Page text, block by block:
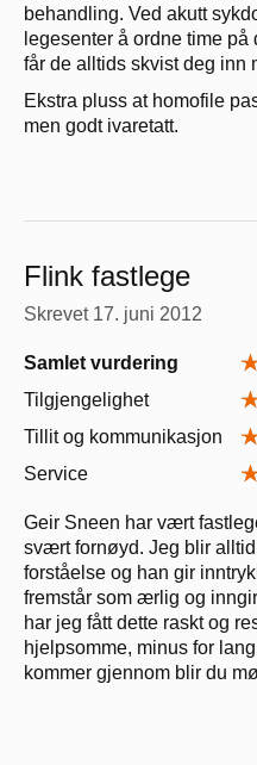
behandling. Ved akutt
legesenter å ordne time
får de alltids skvist deg inn
Ekstra pluss at homofile
men godt ivaretatt.
Flink fastlege
Skrevet 17. juni 2012
Samlet vurdering
Tilgjengelighet
Tillit og kommunikasjon
Service
Geir Sneen har vært
svært fornøyd. Jeg blir
forståelse og han gir
fremstår som ærlig og
har jeg fått dette raskt og
hjelpsomme, minus for
kommer gjennom blir du